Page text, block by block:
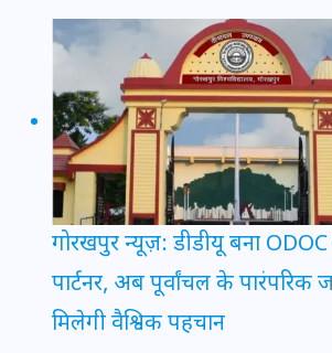
गोरखपुर न्यूज़: डीडीयू बना
पार्टनर, अब पूर्वांचल के पारंपरिक
मिलेगी वैश्विक पहचान